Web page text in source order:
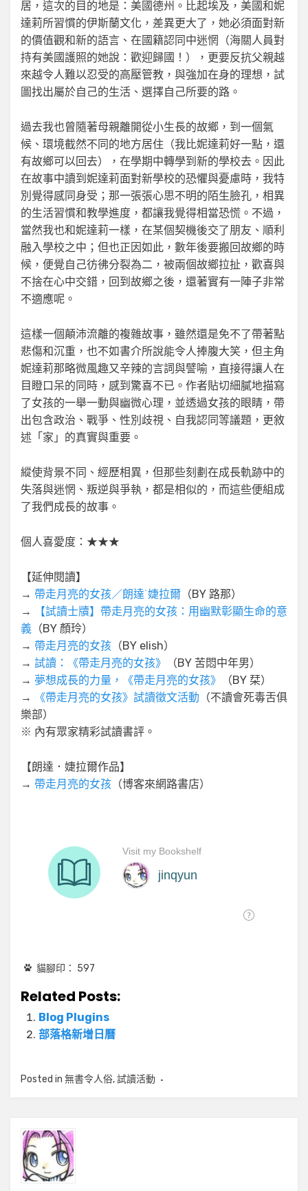
居，這次的目的地是：美國德州。比起埃及，美國和妮
達莉所習慣的伊斯蘭文化，差異更大了，她必須面對新
的價值觀和新的語言、在國籍認同中迷惘（海關人員對
持有美國護照的她說：歡迎歸國！），更要反抗父親越
來越令人難以忍受的高壓管教，與強加在身的理想，試
圖找出屬於自己的生活、選擇自己所要的路。
過去我也曾隨著母親離開從小生長的故鄉，到一個氣
候、環境截然不同的地方居住（我比妮達莉好一點，還
有故鄉可以回去），在學期中轉學到新的學校去。因此
在故事中讀到妮達莉面對新學校的恐懼與憂慮時，我特
別覺得感同身受；那一張張心思不明的陌生臉孔，相異
的生活習慣和教學進度，都讓我覺得相當恐慌。不過，
當然我也和妮達莉一樣，在某個契機後交了朋友、順利
融入學校之中；但也正因如此，數年後要搬回故鄉的時
候，便覺自己彷彿分裂為二，被兩個故鄉拉扯，歡喜與
不捨在心中交錯，回到故鄉之後，還著實有一陣子非常
不適應呢。
這樣一個顛沛流離的複雜故事，雖然還是免不了帶著點
悲傷和沉重，也不如書介所說能令人捧腹大笑，但主角
妮達莉那略微風趣又辛辣的言詞與譬喻，直接得讓人在
目瞪口呆的同時，感到驚喜不已。作者貼切細膩地描寫
了女孩的一舉一動與幽微心理，並透過女孩的眼睛，帶
出包含政治、戰爭、性別歧視、自我認同等議題，更敘
述「家」的真實與重要。
縱使背景不同、經歷相異，但那些刻劃在成長軌跡中的
失落與迷惘、叛逆與爭執，都是相似的，而這些便組成
了我們成長的故事。
個人喜愛度：★★★
【延伸閱讀】
→ 帶走月亮的女孩／朗達˙婕拉爾 （BY 路那）
→
【試讀士牘】帶走月亮的女孩：用幽默彰顯生命的意
義 （BY 顏玲）
→ 帶走月亮的女孩 （BY elish）
→ 試讀：《帶走月亮的女孩》
（BY 苦悶中年男）
→ 夢想成長的力量，《帶走月亮的女孩》
（BY 栞）
→
《帶走月亮的女孩》試讀徵文活動 （不讀會死毒舌俱
樂部）
※ 內有眾家精彩試讀書評。
【朗達．婕拉爾作品】
→ 帶走月亮的女孩 （博客來網路書店）
貓腳印： 597
Related Posts:
Blog Plugins
部落格新增日曆
Posted in 無書令人俗,試讀活動